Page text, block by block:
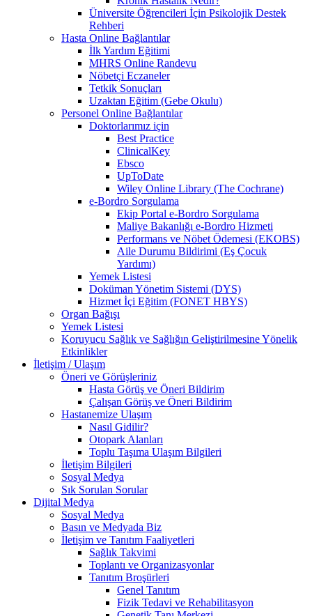
Üniversite Öğrencileri İçin Psikolojik Destek
Rehberi
Hasta Online Bağlantılar
İlk Yardım Eğitimi
MHRS Online Randevu
Nöbetçi Eczaneler
Tetkik Sonuçları
Uzaktan Eğitim (Gebe Okulu)
Personel Online Bağlantılar
Doktorlarımız için
Best Practice
ClinicalKey
Ebsco
UpToDate
Wiley Online Library (The Cochrane)
e-Bordro Sorgulama
Ekip Portal e-Bordro Sorgulama
Maliye Bakanlığı e-Bordro Hizmeti
Performans ve Nöbet Ödemesi (EKOBS)
Aile Durumu Bildirimi (Eş Çocuk
Yardımı)
Yemek Listesi
Doküman Yönetim Sistemi (DYS)
Hizmet İçi Eğitim (FONET HBYS)
Organ Bağışı
Yemek Listesi
Koruyucu Sağlık ve Sağlığın Geliştirilmesine Yönelik
Etkinlikler
İletişim / Ulaşım
Öneri ve Görüşleriniz
Hasta Görüş ve Öneri Bildirim
Çalışan Görüş ve Öneri Bildirim
Hastanemize Ulaşım
Nasıl Gidilir?
Otopark Alanları
Toplu Taşıma Ulaşım Bilgileri
İletişim Bilgileri
Sosyal Medya
Sık Sorulan Sorular
Dijital Medya
Sosyal Medya
Basın ve Medyada Biz
İletişim ve Tanıtım Faaliyetleri
Sağlık Takvimi
Toplantı ve Organizasyonlar
Tanıtım Broşürleri
Genel Tanıtım
Fizik Tedavi ve Rehabilitasyon